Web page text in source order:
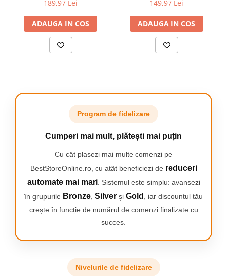
Centuri de Slabit
Componente si Piese Biciclete
TV, Audio-Video & Foto
Accesorii foto & video
Casti Wireless
Dispozitive Spionaj
Videoproiectoare
AVANTAJELE CĂȘTILOR NOASTRE
⭐ Confort, autonomie și sunet clar în fiecare conversație ⭐
✔️ Design universal – potrivite pentru utilizare zilnică
✔️ Design ergonomic – confort optim chiar și în utilizare
îndelungată
✔️ Bluetooth 5.0 – conexiune rapidă și stabilă
✔️ Reducere a zgomotului pentru apeluri mai clare
✔️ Compatibile cu asistență vocală
✔️ Conectare simultană la două dispozitive (Multipoint)
✔️ Bass puternic și sunet echilibrat
✔️ Ideale pentru conversații lungi și clare
Multipoint, Autonomie
baterie 60 ore, 10m, 13.6
grame, Buton mute, Negru
189,97 Lei
ADAUGA IN COS
autonomie 240h, timp de
convorbire 12h, Microfon
Dual, Negru
149,97 Lei
ADAUGA IN COS
Program de fidelizare
Cumperi mai mult, plătești mai puțin
Cu cât plasezi mai multe comenzi pe
BestStoreOnline.ro, cu atât beneficiezi de reduceri
automate mai mari. Sistemul este simplu: avansezi
în grupurile Bronze Silver și Gold
, iar discountul tău
crește în funcție de numărul de comenzi finalizate cu
succes.
Nivelurile de fidelizare